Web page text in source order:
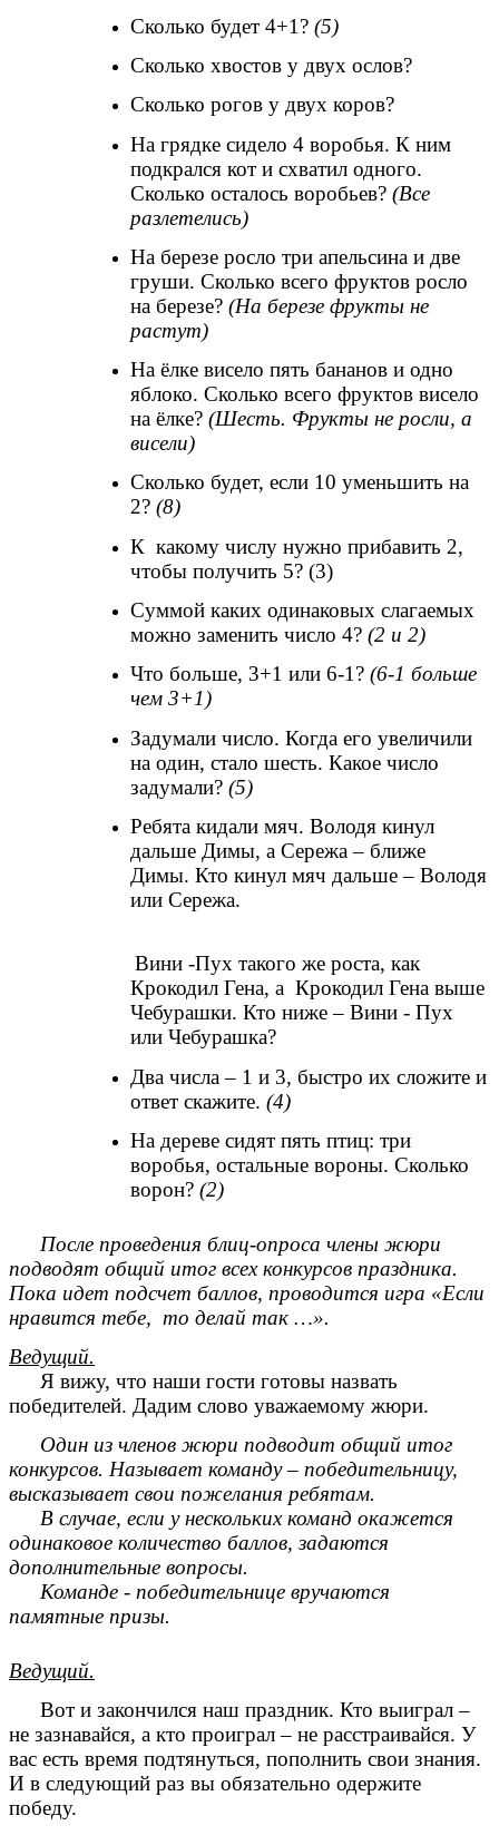
Сколько будет 4+1? (5)
Сколько хвостов у двух ослов?
Сколько рогов у двух коров?
На грядке сидело 4 воробья. К ним
подкрался кот и схватил одного.
Сколько осталось воробьев?(Все
разлетелись)
На березе росло три апельсина и две
груши. Сколько всего фруктов росло
на березе?(На березе фрукты не
растут)
На ёлке висело пять бананов и одно
яблоко. Сколько всего фруктов висело
на ёлке?(Шесть. Фрукты не росли, а
висели)
Сколько будет, если 10 уменьшить на
2?(8)
К какому числу нужно прибавить 2,
чтобы получить 5? (3)
Суммой каких одинаковых слагаемых
можно заменить число 4?(2 и 2)
Что больше, 3+1 или 6-1?(6-1 больше
чем 3+1)
Задумали число. Когда его увеличили
на один, стало шесть. Какое число
задумали?(5)
Ребята кидали мяч. Володя кинул
дальше Димы, а Сережа – ближе
Димы. Кто кинул мяч дальше – Володя
или Сережа.
Вини -Пух такого же роста, как
Крокодил Гена, а Крокодил Гена выше
Чебурашки. Кто ниже – Вини - Пух
или Чебурашка?
Два числа – 1 и 3, быстро их сложите и
ответ скажите.(4)
На дереве сидят пять птиц: три
воробья, остальные вороны. Сколько
ворон? (2)
После проведения блиц-опроса члены жюри
подводят общий итог всех конкурсов праздника.
Пока идет подсчет баллов, проводится игра «Если
нравится тебе, то делай так …».
Ведущий.
Я вижу, что наши гости готовы назвать
победителей. Дадим слово уважаемому жюри.
Один из членов жюри подводит общий итог
конкурсов. Называет команду – победительницу,
высказывает свои пожелания ребятам.
В случае, если у нескольких команд окажется
одинаковое количество баллов, задаются
дополнительные вопросы.
Команде - победительнице вручаются
памятные призы.
Ведущий.
Вот и закончился наш праздник. Кто выиграл –
не зазнавайся, а кто проиграл – не расстраивайся. У
вас есть время подтянуться, пополнить свои знания.
И в следующий раз вы обязательно одержите
победу.